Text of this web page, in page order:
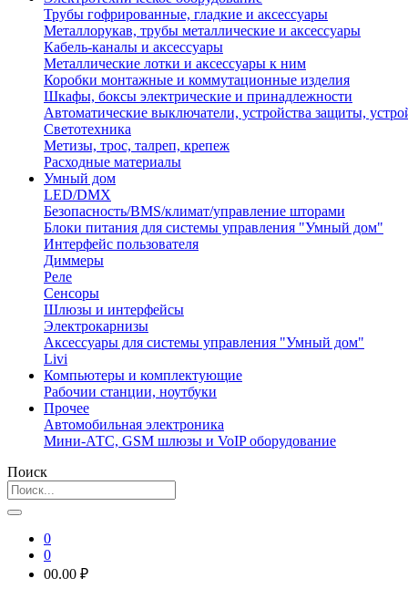
Трубы гофрированные, гладкие и аксессуары
Металлорукав, трубы металлические и аксессуары
Кабель-каналы и аксессуары
Металлические лотки и аксессуары к ним
Коробки монтажные и коммутационные изделия
Шкафы, боксы электрические и принадлежности
Автоматические выключатели, устройства защиты,
Светотехника
Метизы, трос, талреп, крепеж
Расходные материалы
Умный дом
LED/DMX
Безопасность/BMS/климат/управление шторами
Блоки питания для системы управления "Умный дом"
Интерфейс пользователя
Диммеры
Реле
Сенсоры
Шлюзы и интерфейсы
Электрокарнизы
Аксессуары для системы управления "Умный дом"
Livi
Компьютеры и комплектующие
Рабочии станции, ноутбуки
Прочее
Автомобильная электроника
Мини-АТС, GSM шлюзы и VoIP оборудование
Поиск
0
0
00.00 ₽